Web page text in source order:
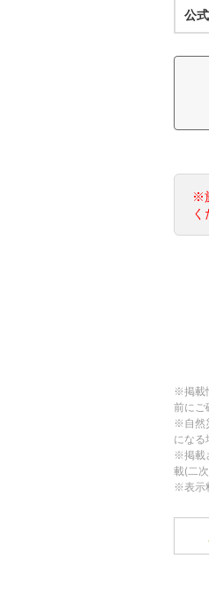
公
※
く
※掲載
前にご
※自然
になる
※掲載
載(二
※表示